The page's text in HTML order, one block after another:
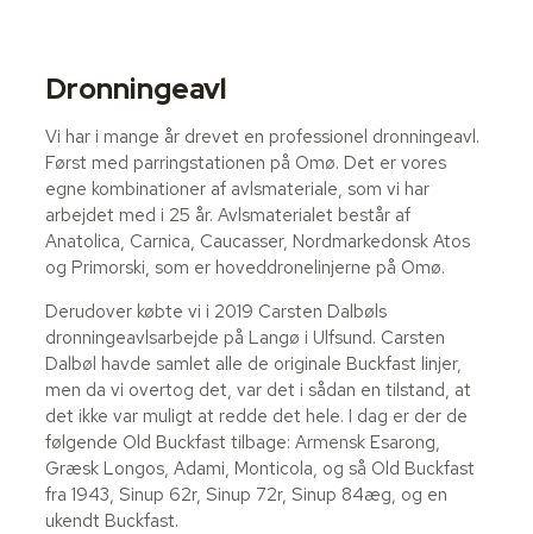
Dronningeavl
Vi har i mange år drevet en professionel dronningeavl.
Først med parringstationen på Omø. Det er vores
egne kombinationer af avlsmateriale, som vi har
arbejdet med i 25 år. Avlsmaterialet består af
Anatolica, Carnica, Caucasser, Nordmarkedonsk Atos
og Primorski, som er hoveddronelinjerne på Omø.
Derudover købte vi i 2019 Carsten Dalbøls
dronningeavlsarbejde på Langø i Ulfsund. Carsten
Dalbøl havde samlet alle de originale Buckfast linjer,
men da vi overtog det, var det i sådan en tilstand, at
det ikke var muligt at redde det hele. I dag er der de
følgende Old Buckfast tilbage: Armensk Esarong,
Græsk Longos, Adami, Monticola, og så Old Buckfast
fra 1943, Sinup 62r, Sinup 72r, Sinup 84æg, og en
ukendt Buckfast.